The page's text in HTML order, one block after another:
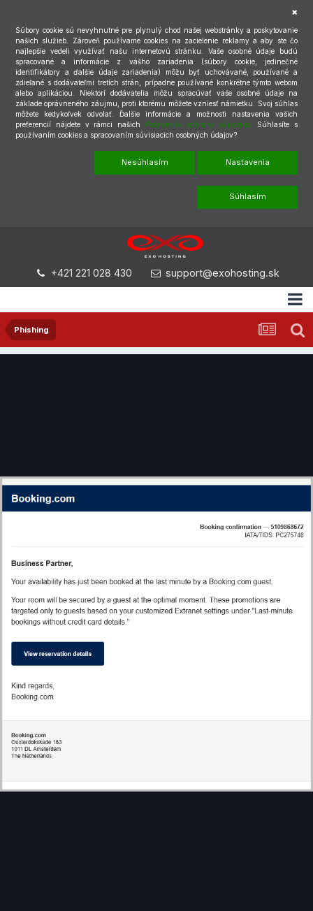
Súbory cookie sú nevyhnutné pre plynulý chod našej webstránky a poskytovanie
našich služieb. Zároveň používame cookies na zacielenie reklamy a aby ste čo
najlepšie vedeli využívať našu internetovú stránku. Vaše osobné údaje budú
spracované a informácie z vášho zariadenia (súbory cookie, jedinečné
identifikátory a ďalšie údaje zariadenia) môžu byť uchovávané, používané a
zdieľané s dodávateľmi tretích strán, prípadne používané konkrétne týmto webom
alebo aplikáciou. Niektorí dodávatelia môžu spracúvať vaše osobné údaje na
základe oprávneného záujmu, proti ktorému môžete vzniesť námietku. Svoj súhlas
môžete kedykoľvek odvolať. Ďalšie informácie a možnosti nastavenia vašich
preferencií nájdete v rámci našich Podmienok ochrany súkromia.
Súhlasíte s
používaním cookies a spracovaním súvisiacich osobných údajov?
Nesúhlasím Nastavenia
Súhlasím
+421 221 028 430 support@exohosting.sk
Phishing